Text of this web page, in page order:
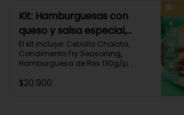
Carbohidratos 88g | Grasas 53g |
Proteínas 42g
Kit: Hamburguesas con
queso y salsa especial,
papas y cebolla
caramelizada-142
El kit incluye: Cebolla Chalota,
Condimento Fry Seasoning,
Hamburguesa de Res 130g/p,
Hamburguesa brioche, Papa
$20.900